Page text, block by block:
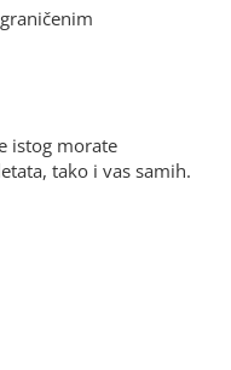
istog morate
tako i vas samih.